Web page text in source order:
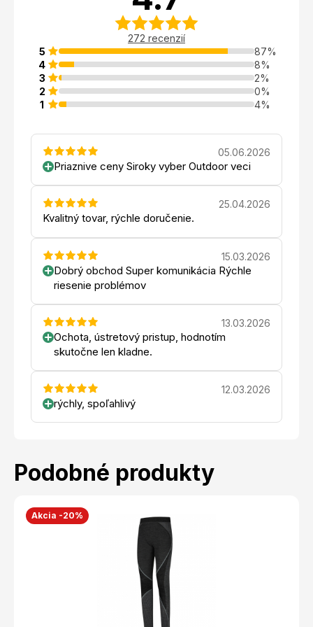
272 recenzií
5
87%
4
8%
3
2%
2
0%
1
4%
05.06.2026
Priaznive ceny Siroky vyber Outdoor veci
25.04.2026
Kvalitný tovar, rýchle doručenie.
15.03.2026
Dobrý obchod Super komunikácia Rýchle
riesenie problémov
13.03.2026
Ochota, ústretový pristup, hodnotím
skutočne len kladne.
12.03.2026
rýchly, spoľahlivý
Podobné produkty
Akcia -20%